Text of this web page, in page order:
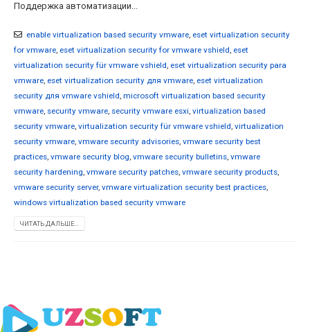
Поддержка автоматизации...
enable virtualization based security vmware, eset virtualization security
for vmware eset virtualization security for vmware vshield eset
virtualization security für vmware vshield eset virtualization security para
vmware eset virtualization security для vmware eset virtualization
security для vmware vshield microsoft virtualization based security
vmware security vmware security vmware esxi virtualization based
security vmware virtualization security für vmware vshield virtualization
security vmware vmware security advisories vmware security best
practices vmware security blog vmware security bulletins vmware
security hardening vmware security patches vmware security products
vmware security server, vmware virtualization security best practices
windows virtualization based security vmware
ЧИТАТЬ ДАЛЬШЕ...